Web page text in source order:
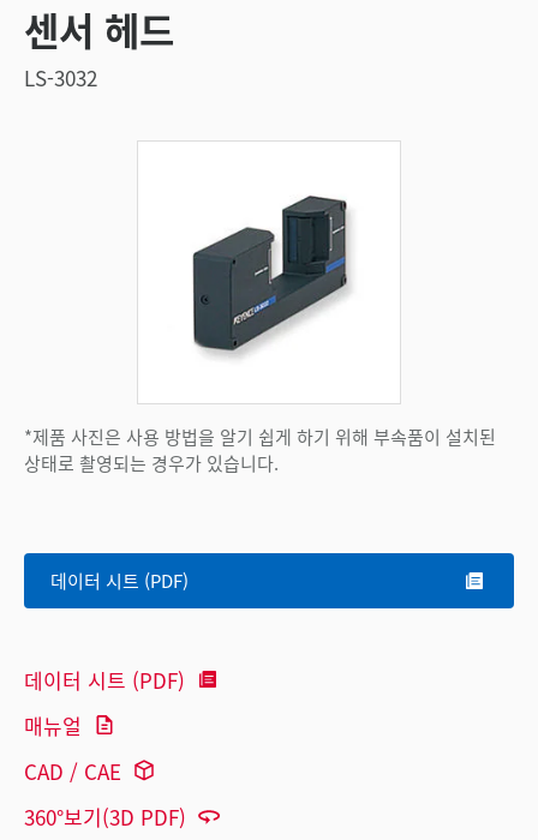
센서 헤드
LS-3032
*제품 사진은 사용 방법을 알기 쉽게 하기 위해 부속품이 설치된
상태로 촬영되는 경우가 있습니다.
데이터 시트 (PDF)
데이터 시트 (PDF)
매뉴얼
CAD / CAE
360°보기(3D PDF)